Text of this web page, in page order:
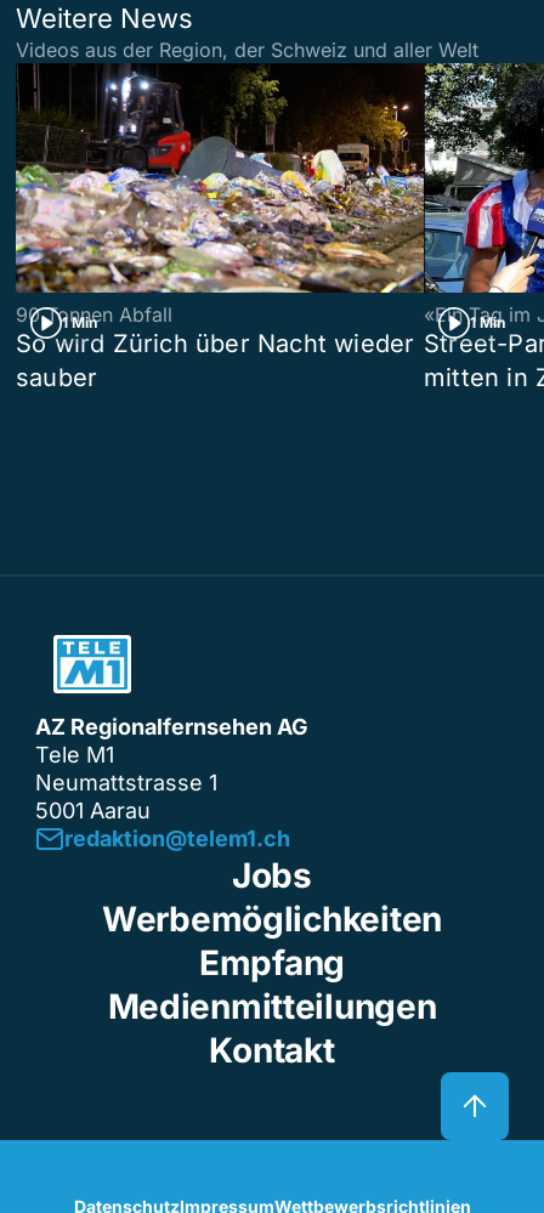
Weitere News
Videos aus der Region, der Schweiz und aller Welt
1 Min
90 Tonnen Abfall
So wird Zürich über Nacht wieder
sauber
1 Min
«Ein Tag im
Street-
mitten in
AZ Regionalfernsehen AG
Tele M1
Neumattstrasse 1
5001 Aarau
redaktion@telem1.ch
Jobs
Werbemöglichkeiten
Empfang
Medienmitteilungen
Kontakt
DatenschutzImpressumWettbewerbsrichtlinien